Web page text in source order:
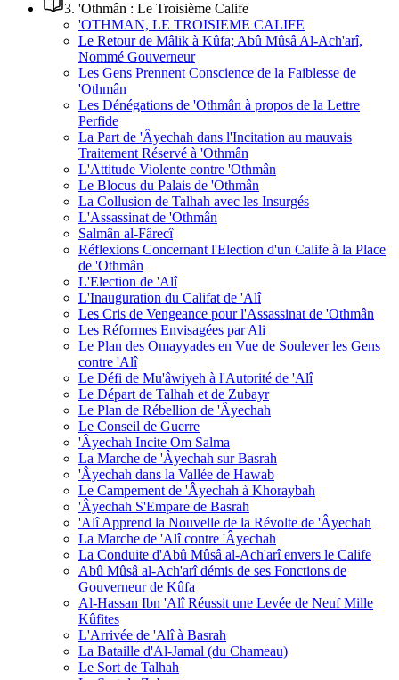
3. 'Othmân : Le Troisième Calife
'OTHMAN, LE TROISIEME CALIFE
Le Retour de Mâlik à Kûfa; Abû Mûsâ Al-Ach'arî,
Nommé Gouverneur
Les Gens Prennent Conscience de la Faiblesse de
'Othmân
Les Dénégations de 'Othmân à propos de la Lettre
Perfide
La Part de 'Âyechah dans l'Incitation au mauvais
Traitement Réservé à 'Othmân
L'Attitude Violente contre 'Othmân
Le Blocus du Palais de 'Othmân
La Collusion de Talhah avec les Insurgés
L'Assassinat de 'Othmân
Salmân al-Fârecî
Réflexions Concernant l'Election d'un Calife à la Place
de 'Othmân
L'Election de 'Alî
L'Inauguration du Califat de 'Alî
Les Cris de Vengeance pour l'Assassinat de 'Othmân
Les Réformes Envisagées par Ali
Le Plan des Omayyades en Vue de Soulever les Gens
contre 'Alî
Le Défi de Mu'âwiyeh à l'Autorité de 'Alî
Le Départ de Talhah et de Zubayr
Le Plan de Rébellion de 'Âyechah
Le Conseil de Guerre
'Âyechah Incite Om Salma
La Marche de 'Âyechah sur Basrah
'Âyechah dans la Vallée de Hawab
Le Campement de 'Âyechah à Khoraybah
'Âyechah S'Empare de Basrah
'Alî Apprend la Nouvelle de la Révolte de 'Âyechah
La Marche de 'Alî contre 'Âyechah
La Conduite d'Abû Mûsâ al-Ach'arî envers le Calife
Abû Mûsâ al-Ach'arî démis de ses Fonctions de
Gouverneur de Kûfa
Al-Hassan Ibn 'Alî Réussit une Levée de Neuf Mille
Kûfites
L'Arrivée de 'Alî à Basrah
La Bataille d'Al-Jamal (du Chameau)
Le Sort de Talhah